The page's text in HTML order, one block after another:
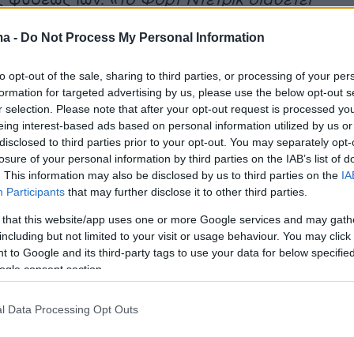
- Do Not Process My Personal Information
opt-out of the sale, sharing to third parties, or processing of your
for targeted advertising by us, please use the below opt-out
selection. Please note that after your opt-out request is processed
interest-based ads based on personal information utilized by us
to third parties prior to your opt-out. You may separately
of your personal information by third parties on the IAB’s list of
This information may also be disclosed by us to third parties on the
Participants that may further disclose it to other third parties.
that this website/app uses one or more Google services and may
but not limited to your visit or usage behaviour. You may
to Google and its third-party tags to use your data for below
consent section.
Data Processing Opt Outs
το άνοιγμα της βάσης των ΗΠΑ σε διεθνείς
στην αντεπίθεση μετά την εντολή που έδωσε
των ΗΠΑ, Τζο Μπάιντενστις υπηρεσίες
των ΗΠΑ να «διπλασιάσουν τις προσπάθειές
της αλυσίδας των γεγονότων που
παγκόσμια πανδημία. Ενάμιση χρόνο μετά
πανδημίας και με την προέλευση του Covid-
άγνωστη, ο Αμερικανός πρόεδρος, έδωσε
στιςαμερικανικές Υπηρεσίες